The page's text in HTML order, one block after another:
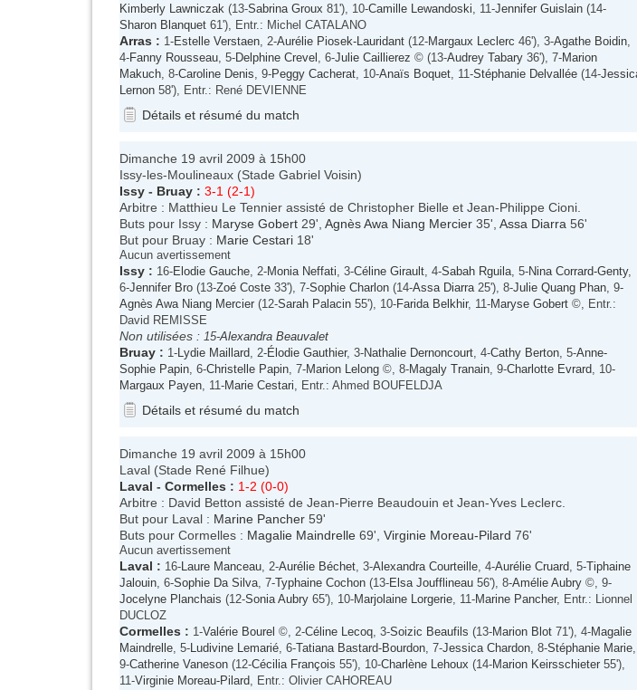
Kimberly Lawniczak (13-Sabrina Groux 81'), 10-Camille Lewandoski , 11-Jennifer Guislain (14-
Sharon Blanquet 61'), Entr.: Michel CATALANO
Arras : 1-Estelle Verstaen , 2-Aurélie Piosek-Lauridant (12-Margaux Leclerc 46'), 3-Agathe Boidin
4-Fanny Rousseau , 5-Delphine Crevel , 6-Julie Caillierez © (13-Audrey Tabary 36'), 7-Marion
Makuch , 8-Caroline Denis , 9-Peggy Cacherat , 10-Anaïs Boquet , 11-Stéphanie Delvallée (14-
Lernon 58'), Entr.: René DEVIENNE
Détails et résumé du match
Dimanche 19 avril 2009 à 15h00
Issy-les-Moulineaux (Stade Gabriel Voisin)
Issy - Bruay : 3-1 (2-1)
Arbitre : Matthieu Le Tennier assisté de Christopher Bielle et Jean-Philippe Cioni.
Buts pour Issy : Maryse Gobert 29', Agnès Awa Niang Mercier 35', Assa Diarra 56'
But pour Bruay : Marie Cestari 18'
Aucun avertissement
Issy : 16-Elodie Gauche , 2-Monia Neffati , 3-Céline Girault , 4-Sabah Rguila , 5-Nina Corrard-Genty,
6-Jennifer Bro (13-Zoé Coste 33'), 7-Sophie Charlon (14-Assa Diarra 25'), 8-Julie Quang Phan , 9-
Agnès Awa Niang Mercier (12-Sarah Palacin 55'), 10-Farida Belkhir, 11-Maryse Gobert ©, Entr.:
David REMISSE
Non utilisées : 15-Alexandra Beauvalet
Bruay : 1- Lydie Maillard , 2-Élodie Gauthier, 3-Nathalie Dernoncourt , 4-Cathy Berton , 5-Anne-
Sophie Papin , 6-Christelle Papin , 7-Marion Lelong ©, 8-Magaly Tranain , 9-Charlotte Evrard , 10-
Margaux Payen , 11-Marie Cestari , Entr.: Ahmed BOUFELDJA
Détails et résumé du match
Dimanche 19 avril 2009 à 15h00
Laval (Stade René Filhue)
Laval - Cormelles : 1-2 (0-0)
Arbitre : David Betton assisté de Jean-Pierre Beaudouin et Jean-Yves Leclerc.
But pour Laval : Marine Pancher 59'
Buts pour Cormelles : Magalie Maindrelle 69', Virginie Moreau-Pilard 76'
Aucun avertissement
Laval : 16- Laure Manceau , 2-Aurélie Béchet , 3-Alexandra Courteille , 4-Aurélie Cruard , 5-Tiphaine
Jalouin , 6-Sophie Da Silva , 7-Typhaine Cochon (13-Elsa Joufflineau 56'), 8-Amélie Aubry ©, 9-
Jocelyne Planchais (12-Sonia Aubry 65'), 10-Marjolaine Lorgerie , 11-Marine Pancher, Entr.: Lionnel
DUCLOZ
Cormelles : 1-Valérie Bourel ©, 2-Céline Lecoq , 3-Soizic Beaufils (13-Marion Blot 71'), 4-Magalie
Maindrelle , 5- Ludivine Lemarié , 6-Tatiana Bastard-Bourdon , 7-Jessica Chardon , 8-Stéphanie Marie
9-Catherine Vaneson (12-Cécilia François 55'), 10-Charlène Lehoux (14-Marion Keirsschieter 55'),
11-Virginie Moreau-Pilard , Entr.: Olivier CAHOREAU